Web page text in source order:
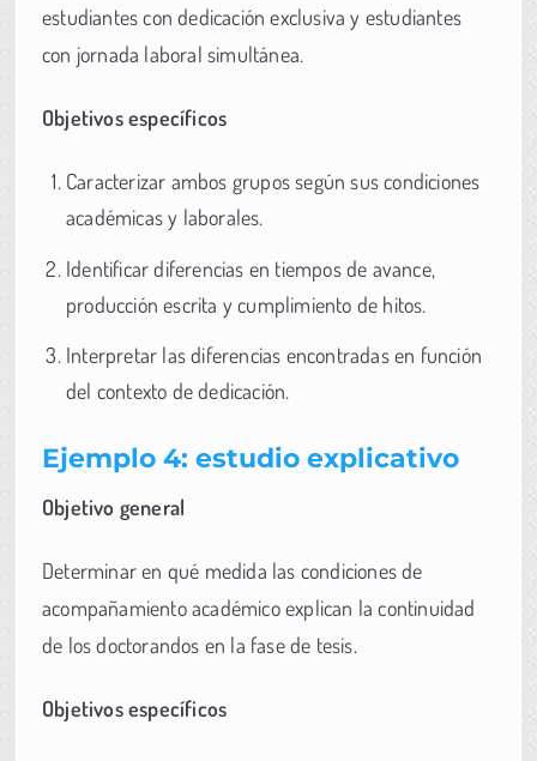
estudiantes con dedicación exclusiva y estudiantes
con jornada laboral simultánea.
Objetivos específicos
Caracterizar ambos grupos según sus condiciones
académicas y laborales.
Identificar diferencias en tiempos de avance,
producción escrita y cumplimiento de hitos.
Interpretar las diferencias encontradas en función
del contexto de dedicación.
Ejemplo 4: estudio explicativo
Objetivo general
Determinar en qué medida las condiciones de
acompañamiento académico explican la continuidad
de los doctorandos en la fase de tesis.
Objetivos específicos